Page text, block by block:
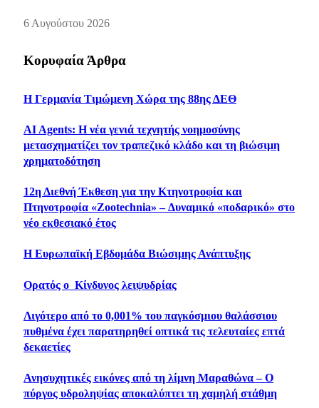
6 Αυγούστου 2026
Κορυφαία Άρθρα
Η Γερμανία Τιμώμενη Χώρα της 88ης ΔΕΘ
AI Agents: Η νέα γενιά τεχνητής νοημοσύνης
μετασχηματίζει τον τραπεζικό κλάδο και τη βιώσιμη
χρηματοδότηση
12η Διεθνή Έκθεση για την Κτηνοτροφία και
Πτηνοτροφία «Zootechnia» – Δυναμικό «ποδαρικό» στο
νέο εκθεσιακό έτος
Η Ευρωπαϊκή Εβδομάδα Βιώσιμης Ανάπτυξης
Ορατός ο Κίνδυνος λειψυδρίας
Λιγότερο από το 0,001% του παγκόσμιου θαλάσσιου
πυθμένα έχει παρατηρηθεί οπτικά τις τελευταίες επτά
δεκαετίες
Ανησυχητικές εικόνες από τη λίμνη Μαραθώνα – Ο
πύργος υδροληψίας αποκαλύπτει τη χαμηλή στάθμη